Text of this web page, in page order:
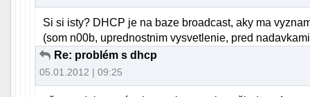
Si si isty? DHCP je na baze broadcast, aky ma
(som n00b, uprednostnim vysvetlenie, pred
Re: problém s dhcp
05.01.2012 | 09:25